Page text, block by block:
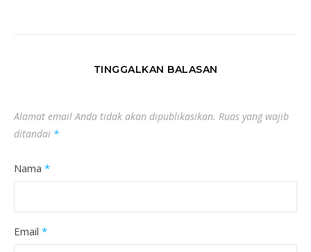
TINGGALKAN BALASAN
Alamat email Anda tidak akan dipublikasikan. Ruas yang wajib
ditandai *
Nama *
Email *